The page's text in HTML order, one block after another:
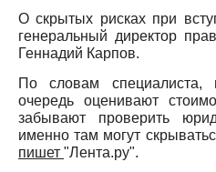
О скрытых рисках при
генеральный директор
Геннадий Карпов.
По словам специалиста,
очередь оценивают
забывают проверить
именно там могут
пишет "Лента.ру".